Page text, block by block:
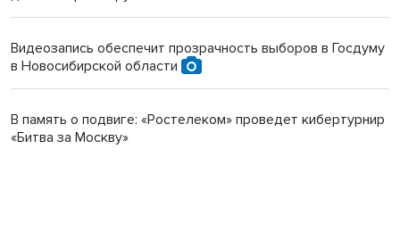
Видеозапись обеспечит прозрачность выборов в Госдуму
в Новосибирской области
В память о подвиге: «Ростелеком» проведет кибертурнир
«Битва за Москву»